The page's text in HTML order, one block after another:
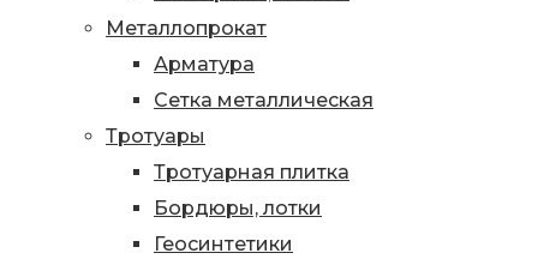
Металлопрокат
Арматура
Сетка металлическая
Тротуары
Тротуарная плитка
Бордюры, лотки
Геосинтетики